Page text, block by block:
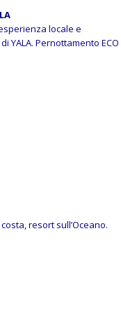
locale e
YALA. Pernottamento ECO
resort sull’Oceano.